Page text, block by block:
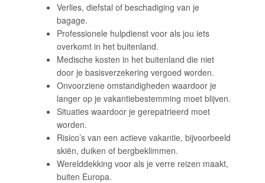
Verlies, diefstal of beschadiging van je
bagage.
Professionele hulpdienst voor als jou iets
overkomt in het buitenland.
Medische kosten in het buitenland die niet
door je basisverzekering vergoed worden.
Onvoorziene omstandigheden waardoor je
langer op je vakantiebestemming moet blijven.
Situaties waardoor je gerepatrieerd moet
worden.
Risico’s van een actieve vakantie, bijvoorbeeld
skiën, duiken of bergbeklimmen.
Werelddekking voor als je verre reizen maakt,
buiten Europa.